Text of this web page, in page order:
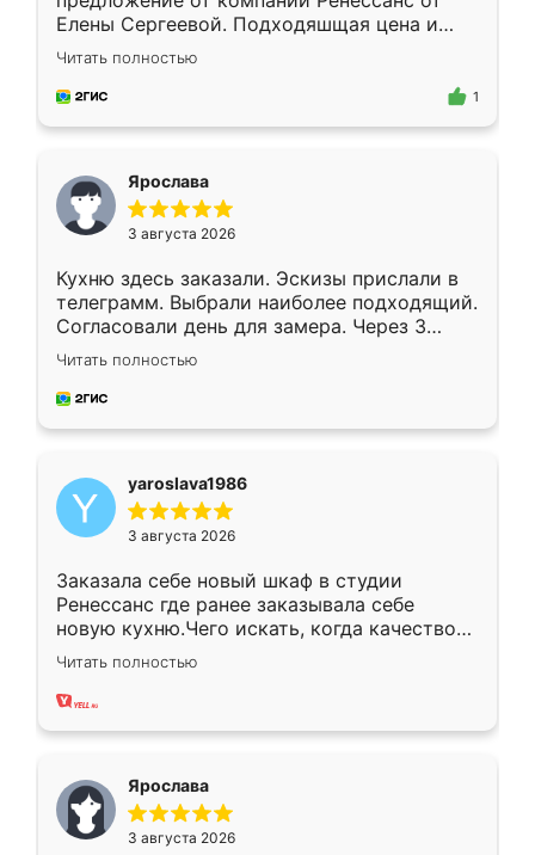
Елены Сергеевой. Подходяшщая цена и
короткие сроки изготовления. Приехавший
для замера сотрудник Владислав
предложил по моему эскизу самый
Читать полностью
1
Ярослава
3 августа 2026
Кухню здесь заказали. Эскизы прислали в
телеграмм. Выбрали наиболее подходящий.
Согласовали день для замера. Через 3
недели кухня была уже готова. Остались
довольны работой. Спасибо Ренессанс
мебель за качественную работу!
Читать полностью
yaroslava1986
3 августа 2026
Заказала себе новый шкаф в студии
Ренессанс где ранее заказывала себе
новую кухню.Чего искать, когда качеством
вполне довольна. Служит кухня уже почти
два года, нареканий нет.
Читать полностью
Ярослава
3 августа 2026